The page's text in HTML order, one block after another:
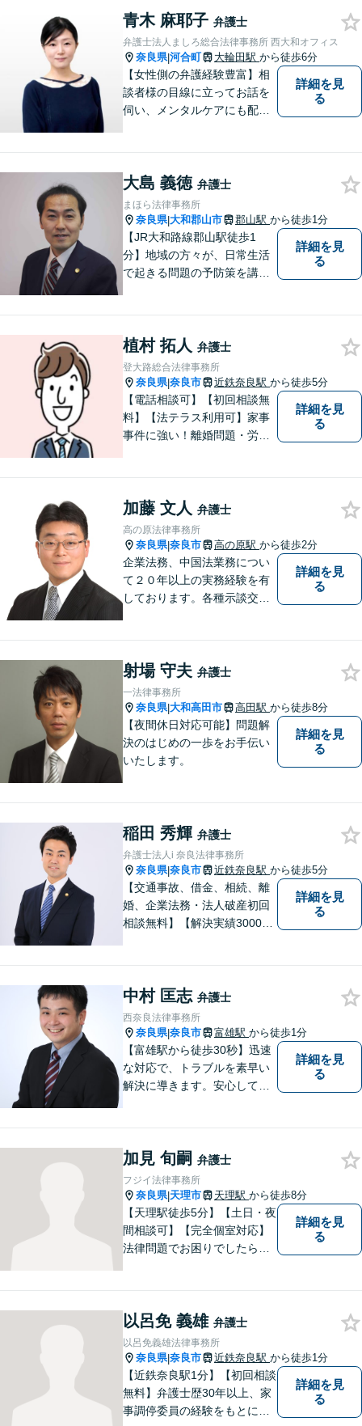
と聞いても良いのかな」など
と思わず、ぜひ一度ご相談く
ださい。【お子様連れ相談
可】
青木 麻耶子 弁護士
弁護士法人ましろ総合法律事務所 西大和オフィス
奈良県|河合町 大輪田駅 から徒歩6分
【女性側の弁護経験豊富】相
談者様の目線に立ってお話を
伺い、メンタルケアにも配慮
策をご提案【LINE利用可】
【平日夜間、土日祝日、応相
談】
詳細を見
る
大島 義徳 弁護士
まほら法律事務所
奈良県|大和郡山市 郡山駅 から徒歩1分
【JR大和路線郡山駅徒歩1
分】地域の方々が、日常生活
で起きる問題の予防策を講じ
身近な弁護士を目指していま
す。
詳細を見
る
植村 拓人 弁護士
登大路総合法律事務所
奈良県|奈良市 近鉄奈良駅 から徒歩5分
【電話相談可】【初回相談無
料】【法テラス利用可】家事
事件に強い！離婚問題・労働
談しやすい弁護士を目指す
【夜間・休日面談可】【完全
個室】【近鉄奈良駅5分】
詳細を見
る
加藤 文人 弁護士
高の原法律事務所
奈良県|奈良市 高の原駅 から徒歩2分
企業法務、中国法業務につい
て２０年以上の実務経験を有
しております。各種示談交
詳細を見
る
射場 守夫 弁護士
一法律事務所
奈良県|大和高田市 高田駅 から徒歩8分
【夜間休日対応可能】問題解
決のはじめの一歩をお手伝い
いたします。
詳細を見
る
稲田 秀輝 弁護士
弁護士法人i 奈良法律事務所
奈良県|奈良市 近鉄奈良駅 から徒歩5分
【交通事故、借金、相続、離
婚、企業法務・法人破産初回
相談無料】【解決実績3000件
務のお悩みは【弁護士法人ｉ
（アイ）奈良法律事務所】に
おまかせください！
詳細を見
る
中村 匡志 弁護士
西奈良法律事務所
奈良県|奈良市 富雄駅 から徒歩1分
【富雄駅から徒歩30秒】迅速
な対応で、トラブルを素早い
解決に導きます。安心して話
続・遺言・交通事故・借金・
債務整理などはお任せくださ
い。
詳細を見
る
加見 旬嗣 弁護士
フジイ法律事務所
奈良県|天理市 天理駅 から徒歩8分
【天理駅徒歩5分】【土日・夜
間相談可】【完全個室対応】
法律問題でお困りでしたらお
いたします。お早めのご相談
が納得のいく解決への第一歩
です。
詳細を見
る
以呂免 義雄 弁護士
以呂免義雄法律事務所
奈良県|奈良市 近鉄奈良駅 から徒歩1分
【近鉄奈良駅1分】【初回相談
無料】弁護士歴30年以上、家
事調停委員の経験をもとに複
詳細を見
る